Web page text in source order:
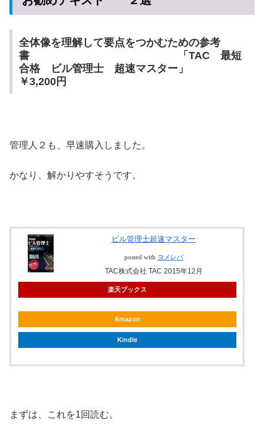
全体像を理解して要点をつかむための参考
書 「TAC 最短
合格 ビル管理士 超速マスター」
￥3,200円
管理人２も、早速購入しました。
かなり、解かりやすそうです。
ビル管理士超速マスター
posted with ヨメレバ
TAC株式会社 TAC 2015年12月
楽天ブックス
Amazon
Kindle
まずは、これを1回読む。